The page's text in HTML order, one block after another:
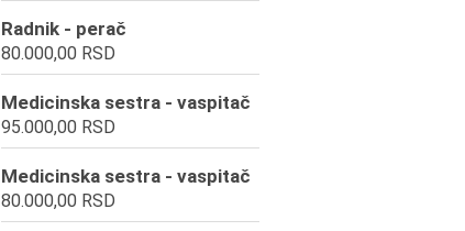
Radnik - perač
80.000,00 RSD
Medicinska sestra - vaspitač
95.000,00 RSD
Medicinska sestra - vaspitač
80.000,00 RSD